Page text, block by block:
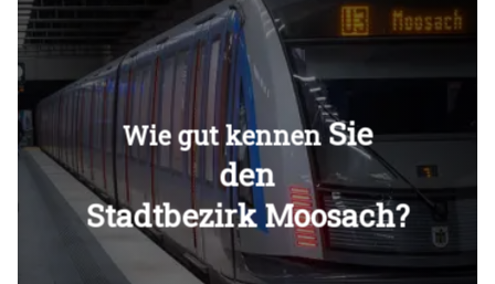
Überspringen